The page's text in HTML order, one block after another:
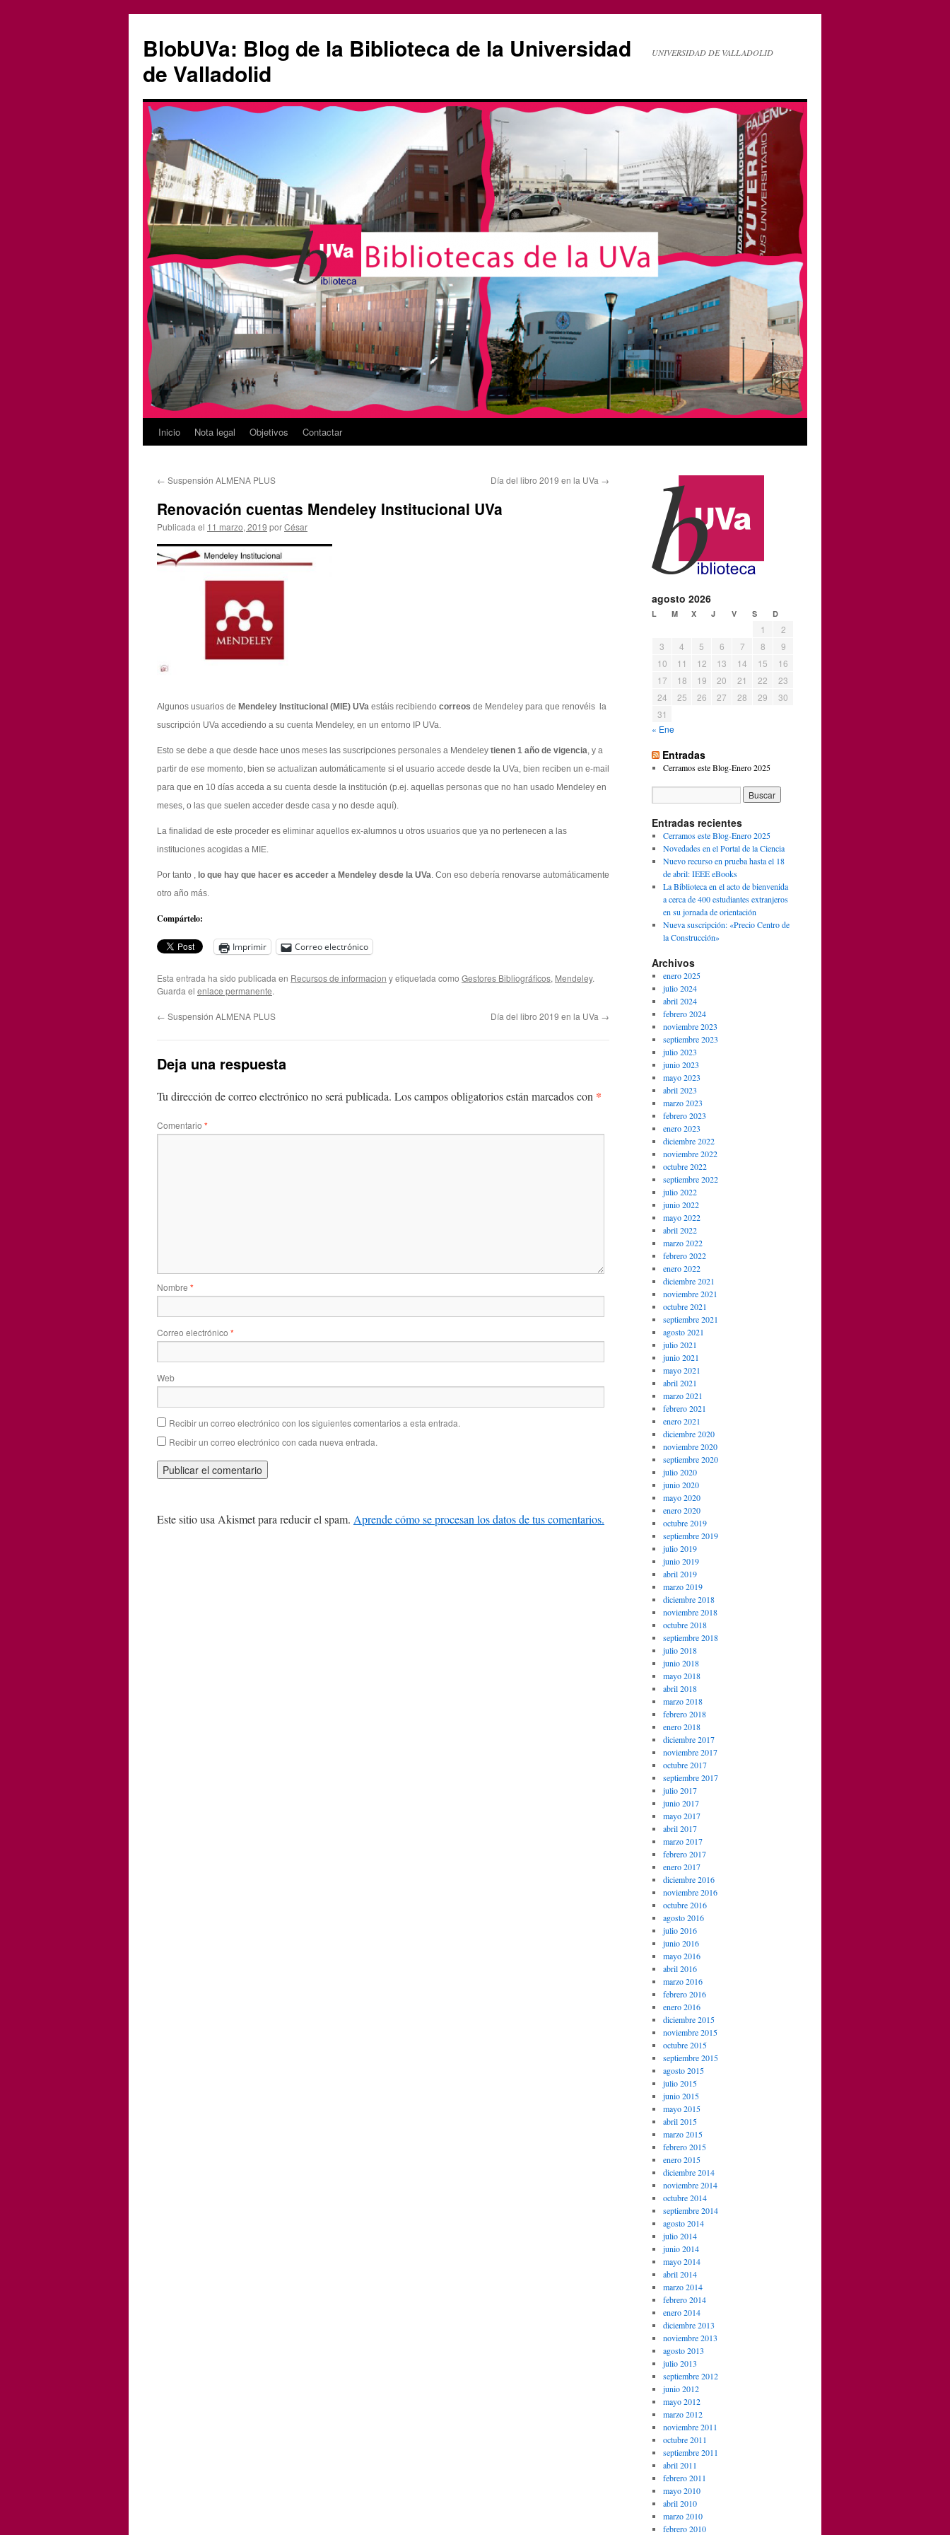
contenido
BlobUVa: Blog de la Biblioteca de la Universidad
de Valladolid
UNIVERSIDAD DE VALLADOLID
Inicio Nota legal Objetivos Contactar
← Suspensión ALMENA PLUS Día del libro 2019 en la UVa →
Renovación cuentas Mendeley Institucional UVa
Publicada el 11 marzo, 2019 porCésar
Algunos usuarios de Mendeley Institucional (MIE) UVa estáis recibiendo correos de Mendeley para que renovéis la
suscripción UVa accediendo a su cuenta Mendeley, en un entorno IP UVa.
Esto se debe a que desde hace unos meses las suscripciones personales a Mendeley tienen 1 año de vigencia, y a
partir de ese momento, bien se actualizan automáticamente si el usuario accede desde la UVa, bien reciben un e-mail
para que en 10 días acceda a su cuenta desde la institución (p.ej. aquellas personas que no han usado Mendeley en
meses, o las que suelen acceder desde casa y no desde aquí).
La finalidad de este proceder es eliminar aquellos ex-alumnos u otros usuarios que ya no pertenecen a las
instituciones acogidas a MIE.
Por tanto , lo que hay que hacer es acceder a Mendeley desde la UVa. Con eso debería renovarse automáticamente
otro año más.
Compártelo:
Imprimir Correo electrónico
Esta entrada ha sido publicada en Recursos de informacion y etiquetada como Gestores Bibliográficos, Mendeley.
Guarda el enlace permanente.
← Suspensión ALMENA PLUS Día del libro 2019 en la UVa →
Deja una respuesta
Tu dirección de correo electrónico no será publicada. Los campos obligatorios están marcados con *
Comentario *
Nombre *
Correo electrónico *
Web
Recibir un correo electrónico con los siguientes comentarios a esta entrada.
Recibir un correo electrónico con cada nueva entrada.
Este sitio usa Akismet para reducir el spam. Aprende cómo se procesan los datos de tus comentarios.
agosto 2026
L M X J V S D
1
2
3
4 5 6 7 8
9
10
11 12 13 14 15
16
17
18 19 20 21 22
23
24
25 26 27 28 29
30
31
« Ene
Entradas
Cerramos este Blog-Enero 2025
Entradas recientes
Cerramos este Blog-Enero 2025
Novedades en el Portal de la Ciencia
Nuevo recurso en prueba hasta el 18
de abril: IEEE eBooks
La Biblioteca en el acto de bienvenida
a cerca de 400 estudiantes extranjeros
en su jornada de orientación
Nueva suscripción: «Precio Centro de
la Construcción»
Archivos
enero 2025
julio 2024
abril 2024
febrero 2024
noviembre 2023
septiembre 2023
julio 2023
junio 2023
mayo 2023
abril 2023
marzo 2023
febrero 2023
enero 2023
diciembre 2022
noviembre 2022
octubre 2022
septiembre 2022
julio 2022
junio 2022
mayo 2022
abril 2022
marzo 2022
febrero 2022
enero 2022
diciembre 2021
noviembre 2021
octubre 2021
septiembre 2021
agosto 2021
julio 2021
junio 2021
mayo 2021
abril 2021
marzo 2021
febrero 2021
enero 2021
diciembre 2020
noviembre 2020
septiembre 2020
julio 2020
junio 2020
mayo 2020
enero 2020
octubre 2019
septiembre 2019
julio 2019
junio 2019
abril 2019
marzo 2019
diciembre 2018
noviembre 2018
octubre 2018
septiembre 2018
julio 2018
junio 2018
mayo 2018
abril 2018
marzo 2018
febrero 2018
enero 2018
diciembre 2017
noviembre 2017
octubre 2017
septiembre 2017
julio 2017
junio 2017
mayo 2017
abril 2017
marzo 2017
febrero 2017
enero 2017
diciembre 2016
noviembre 2016
octubre 2016
agosto 2016
julio 2016
junio 2016
mayo 2016
abril 2016
marzo 2016
febrero 2016
enero 2016
diciembre 2015
noviembre 2015
octubre 2015
septiembre 2015
agosto 2015
julio 2015
junio 2015
mayo 2015
abril 2015
marzo 2015
febrero 2015
enero 2015
diciembre 2014
noviembre 2014
octubre 2014
septiembre 2014
agosto 2014
julio 2014
junio 2014
mayo 2014
abril 2014
marzo 2014
febrero 2014
enero 2014
diciembre 2013
noviembre 2013
agosto 2013
julio 2013
septiembre 2012
junio 2012
mayo 2012
marzo 2012
noviembre 2011
octubre 2011
septiembre 2011
abril 2011
febrero 2011
mayo 2010
abril 2010
marzo 2010
febrero 2010